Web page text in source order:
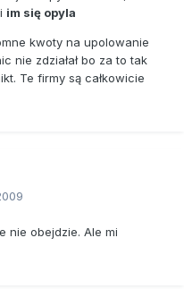
radiacyjnymi (rozważa
uznawanych przez
W tych procesach
- są niszczone, a
widać, ochrona
dla niebezpiecznych
do wtargnięcia w
dr Robert Verkerk,
Dlaczego? Bo
im się opyla
kwoty na upolowanie
nie zdziałał bo za to tak
Te firmy są całkowicie
nie obejdzie. Ale mi